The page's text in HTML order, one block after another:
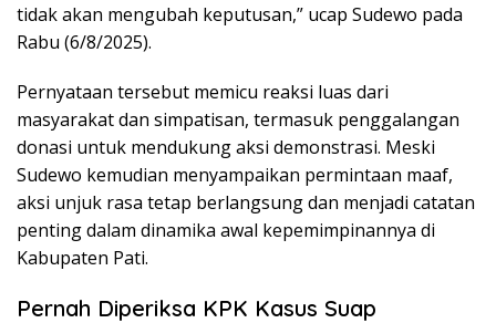
tidak akan mengubah keputusan,” ucap Sudewo pada
Rabu (6/8/2025).
Pernyataan tersebut memicu reaksi luas dari
masyarakat dan simpatisan, termasuk penggalangan
donasi untuk mendukung aksi demonstrasi. Meski
Sudewo kemudian menyampaikan permintaan maaf,
aksi unjuk rasa tetap berlangsung dan menjadi catatan
penting dalam dinamika awal kepemimpinannya di
Kabupaten Pati.
Pernah Diperiksa KPK Kasus Suap